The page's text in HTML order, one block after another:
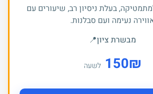
בעלת ניסיון רב, שיעורים עם
נעימה ועם סבלנות.
מבשרת ציון📍
₪
150 לשעה